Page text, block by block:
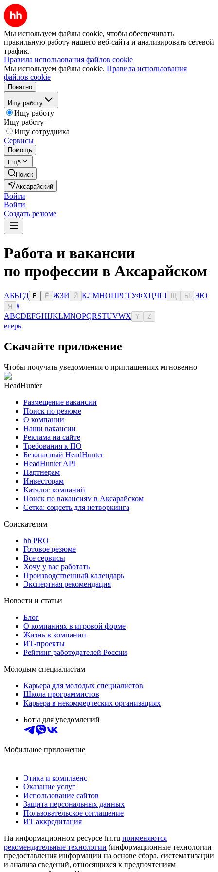
Мы используем файлы cookie, чтобы обеспечивать
правильную работу нашего веб-сайта и анализировать сетевой
трафик.
Правила использования файлов cookie
Мы используем файлы cookie. Правила использования
файлов cookie
Понятно
Ищу работу
Ищу работу
Ищу работу
Ищу сотрудника
Сервисы
Помощь
Ещё
Поиск
Аксарайский
Войти
Войти
Создать резюме
Работа и вакансии
по профессии в Аксарайском
АБВГД Е Ё ЖЗИ Й КЛМНОПРСТУФХЦЧШ Ы ЭЮ
Я
#
ABCDEFGHIJKLMNOPQRSTUVWX Y Z
егерь
Скачайте приложение
Чтобы получать уведомления о приглашениях мгновенно
HeadHunter
Размещение вакансий
Поиск по резюме
О компании
Наши вакансии
Реклама на сайте
Требования к ПО
Безопасный HeadHunter
HeadHunter API
Партнерам
Инвесторам
Каталог компаний
Поиск по вакансиям в Аксарайском
Сетка: соцсеть для нетворкинга
Соискателям
hh PRO
Готовое резюме
Все сервисы
Хочу у вас работать
Производственный календарь
Экспертная рекомендация
Новости и статьи
Блог
О компаниях в игровой форме
Жизнь в компании
ИТ-проекты
Рейтинг работодателей России
Молодым специалистам
Карьера для молодых специалистов
Школа программистов
Карьера в некоммерческих организациях
Боты для уведомлений
Мобильное приложение
Этика и комплаенс
Оказание услуг
Использование сайтов
Защита персональных данных
Пользовательское соглашение
ИТ аккредитация
На информационном ресурсе hh.ru применяются
рекомендательные технологии (информационные технологии
предоставления информации на основе сбора, систематизации
и анализа сведений, относящихся к предпочтениям